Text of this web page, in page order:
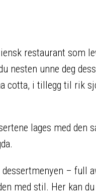
restaurant som
nesten unne deg
cotta, i tillegg til rik
lages med den
– full
med stil. Her kan